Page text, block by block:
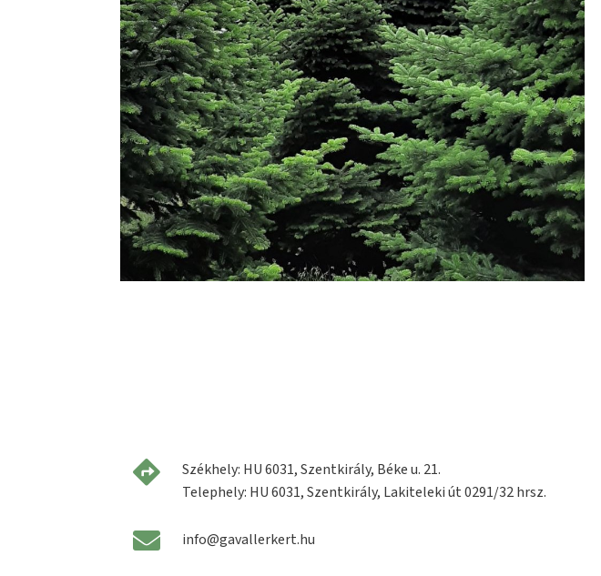
Székhely: HU 6031, Szentkirály, Béke u. 21.
Telephely: HU 6031, Szentkirály, Lakiteleki út 0291/32 hrsz.
info@gavallerkert.hu